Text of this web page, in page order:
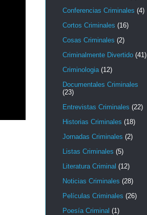
Conferencias Criminales (4)
Cortos Criminales (16)
Cosas Criminales (2)
Criminalmente Divertido (41)
Criminologia (12)
Documentales Criminales
(23)
Entrevistas Criminales (22)
Historias Criminales (18)
Jornadas Criminales (2)
Listas Criminales (5)
Literatura Criminal (12)
Noticias Criminales (28)
Películas Criminales (26)
Poesía Criminal (1)